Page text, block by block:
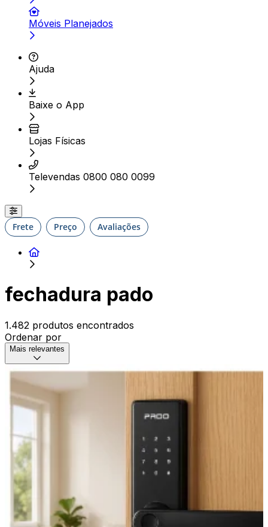
Móveis Planejados
Ajuda
Baixe o App
Lojas Físicas
Televendas 0800 080 0099
Frete Preço Avaliações
fechadura pado
1.482 produtos encontrados
Ordenar por
Mais relevantes